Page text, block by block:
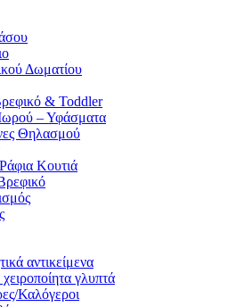
Δωματίου
& Toddler
– Υφάσματα
Θηλασμού
Ράφια Κουτιά
αντικείμενα
γλυπτά
Καλόγεροι